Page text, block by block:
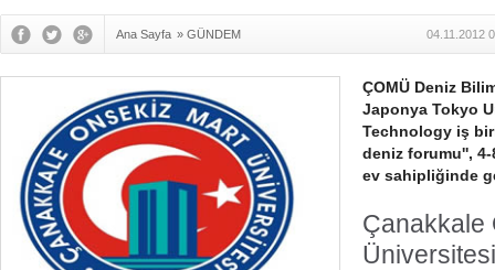
Ana Sayfa » GÜNDEM 04.11.2012
ÇOMÜ Deniz
Japonya Tokyo
Technology iş
deniz forumu'', 4-
ev sahipliğinde
Çanakkale